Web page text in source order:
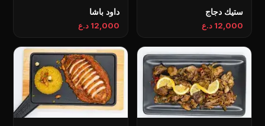
ستيك دجاج
12,000 د.ع
داود باشا
12,000 د.ع